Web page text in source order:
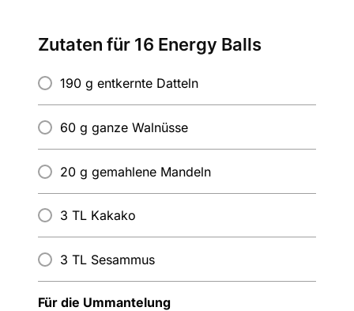
Zutaten für 16 Energy Balls
190 g entkernte Datteln
60 g ganze Walnüsse
20 g gemahlene Mandeln
3 TL Kakako
3 TL Sesammus
Für die Ummantelung